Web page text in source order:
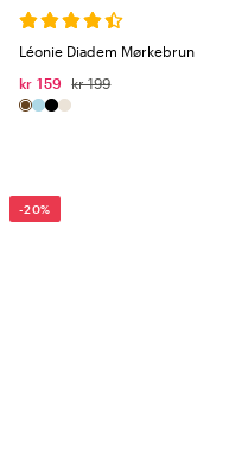
hår.
Har du ekstra langt og/eller
du trenger. Maksimalt grep
din? Da er Léonie ditt nye go-
Léonie Diadem Mørkebrun
kr 159
kr 199
-20%